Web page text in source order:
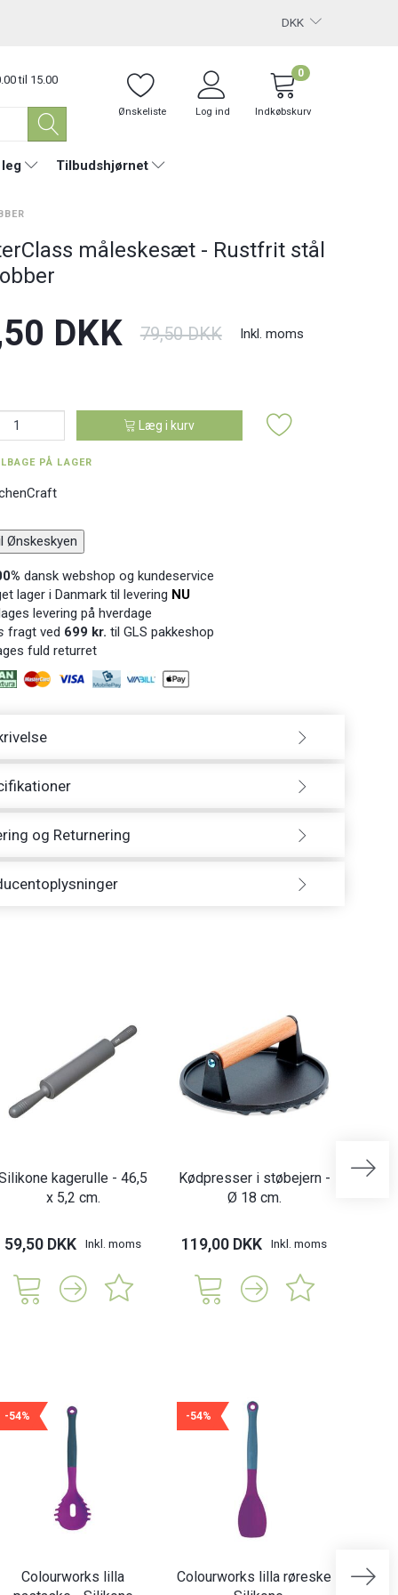
DKK
til 15.00
Ønskeliste Log ind Indkøbskurv
0
Tilbudshjørnet
måleskesæt - Rustfrit stål
DKK 79,50 DKK Inkl. moms
Læg i kurv
PÅ LAGER
Ønskeskyen
dansk webshop og kundeservice
lager i Danmark til levering NU
levering på hverdage
fragt ved 699 kr. til GLS pakkeshop
fuld returret
og Returnering
kagerulle - 46,5
x 5,2 cm.
59,50 DKK Inkl. moms
Kødpresser i støbejern -
Ø 18 cm.
119,00 DKK Inkl. moms
-54%
Colourworks lilla
-54%
Colourworks lilla røreske